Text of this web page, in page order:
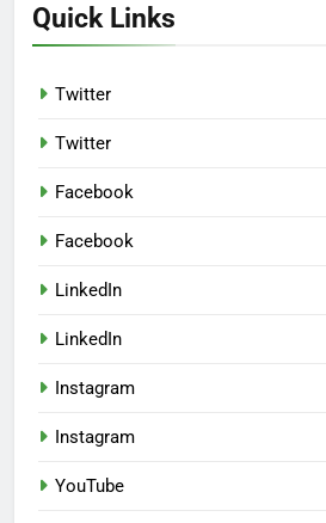
Quick Links
Twitter
Twitter
Facebook
Facebook
LinkedIn
LinkedIn
Instagram
Instagram
YouTube